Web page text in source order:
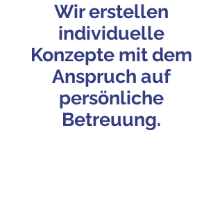
Wir erstellen
individuelle
Konzepte mit dem
Anspruch auf
persönliche
Betreuung.